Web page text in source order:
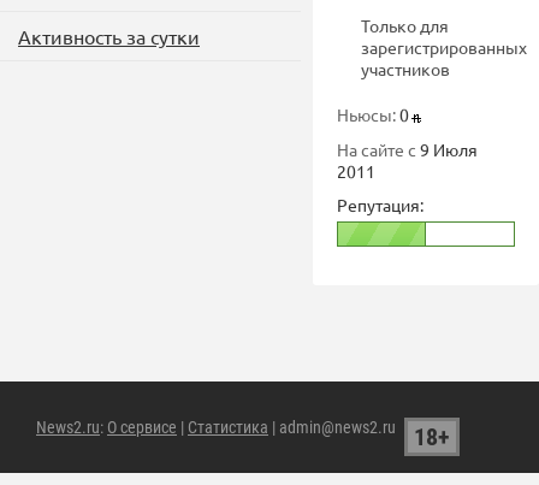
Активность за сутки
Только для
зарегистрированных
участников
Ньюсы:0
На сайте с 9 Июля
2011
Репутация:
News2.ru: О сервисе | Статистика | admin@news2.ru 18+